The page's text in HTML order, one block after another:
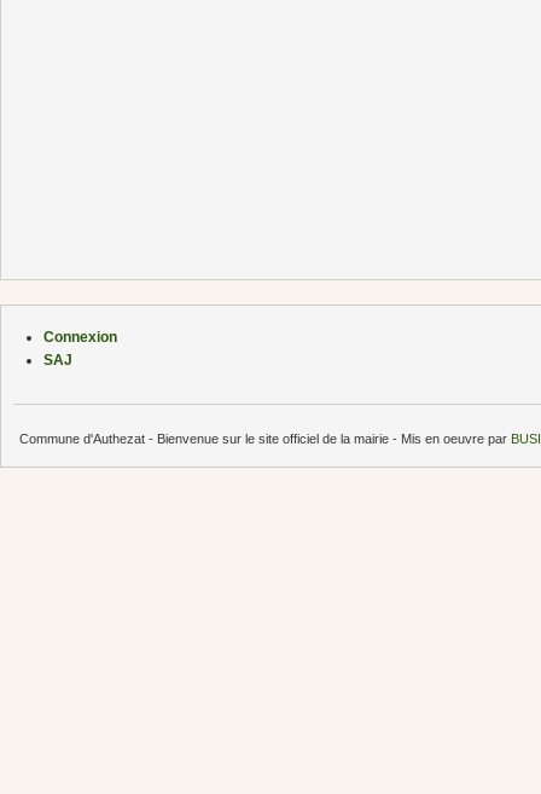
Connexion
SAJ
Commune d'Authezat - Bienvenue sur le site officiel de la mairie - Mis en oeuvre par